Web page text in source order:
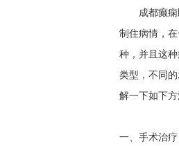
成都癫痫医
制住病情，
种，并且这
类型，不同
解一下如下方
一、手术治